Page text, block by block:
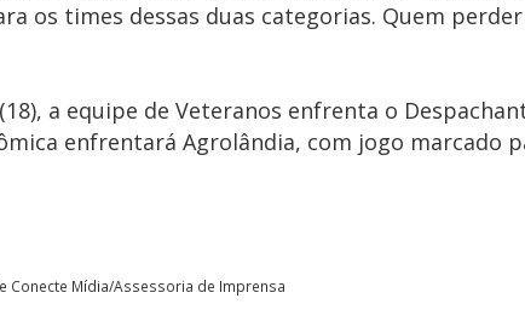
os times dessas duas categorias. Quem
a equipe de Veteranos enfrenta o
enfrentará Agrolândia, com jogo marcado
Conecte Mídia/Assessoria de Imprensa